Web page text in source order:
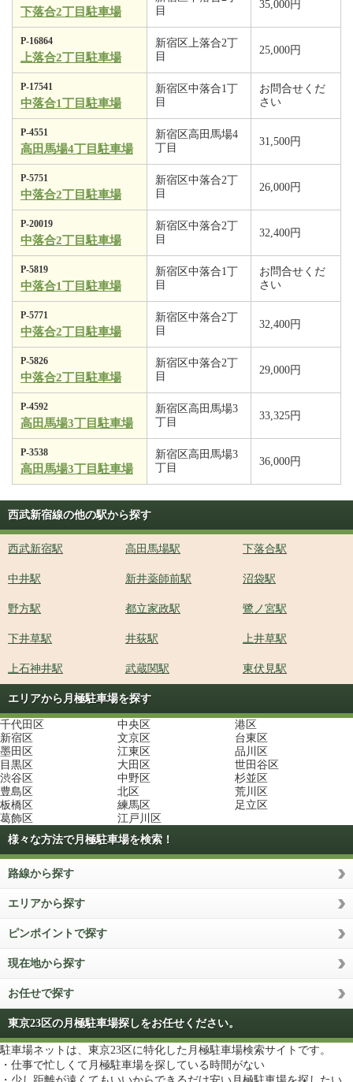
下落合2丁目駐車場
目
35,000円
P-16864
上落合2丁目駐車場
新宿区上落合2丁
目
25,000円
P-17541
中落合1丁目駐車場
新宿区中落合1丁
目
お問合せくだ
さい
P-4551
高田馬場4丁目駐車場
新宿区高田馬場4
丁目
31,500円
P-5751
中落合2丁目駐車場
新宿区中落合2丁
目
26,000円
P-20019
中落合2丁目駐車場
新宿区中落合2丁
目
32,400円
P-5819
中落合1丁目駐車場
新宿区中落合1丁
目
お問合せくだ
さい
P-5771
中落合2丁目駐車場
新宿区中落合2丁
目
32,400円
P-5826
中落合2丁目駐車場
新宿区中落合2丁
目
29,000円
P-4592
高田馬場3丁目駐車場
新宿区高田馬場3
丁目
33,325円
P-3538
高田馬場3丁目駐車場
新宿区高田馬場3
丁目
36,000円
西武新宿線の他の駅から探す
西武新宿駅 高田馬場駅 下落合駅
中井駅 新井薬師前駅 沼袋駅
野方駅 都立家政駅 鷺ノ宮駅
下井草駅 井荻駅 上井草駅
上石神井駅 武蔵関駅 東伏見駅
エリアから月極駐車場を探す
千代田区 中央区
港区
新宿区
文京区
台東区
墨田区
江東区
品川区
目黒区
大田区
世田谷区
渋谷区
中野区
杉並区
豊島区
北区
荒川区
板橋区
練馬区
足立区
葛飾区
江戸川区
様々な方法で月極駐車場を検索！
路線から探す
エリアから探す
ピンポイントで探す
現在地から探す
お任せで探す
東京23区の月極駐車場探しをお任せください。
駐車場ネットは、東京23区に特化した月極駐車場検索サイトです。
・仕事で忙しくて月極駐車場を探している時間がない